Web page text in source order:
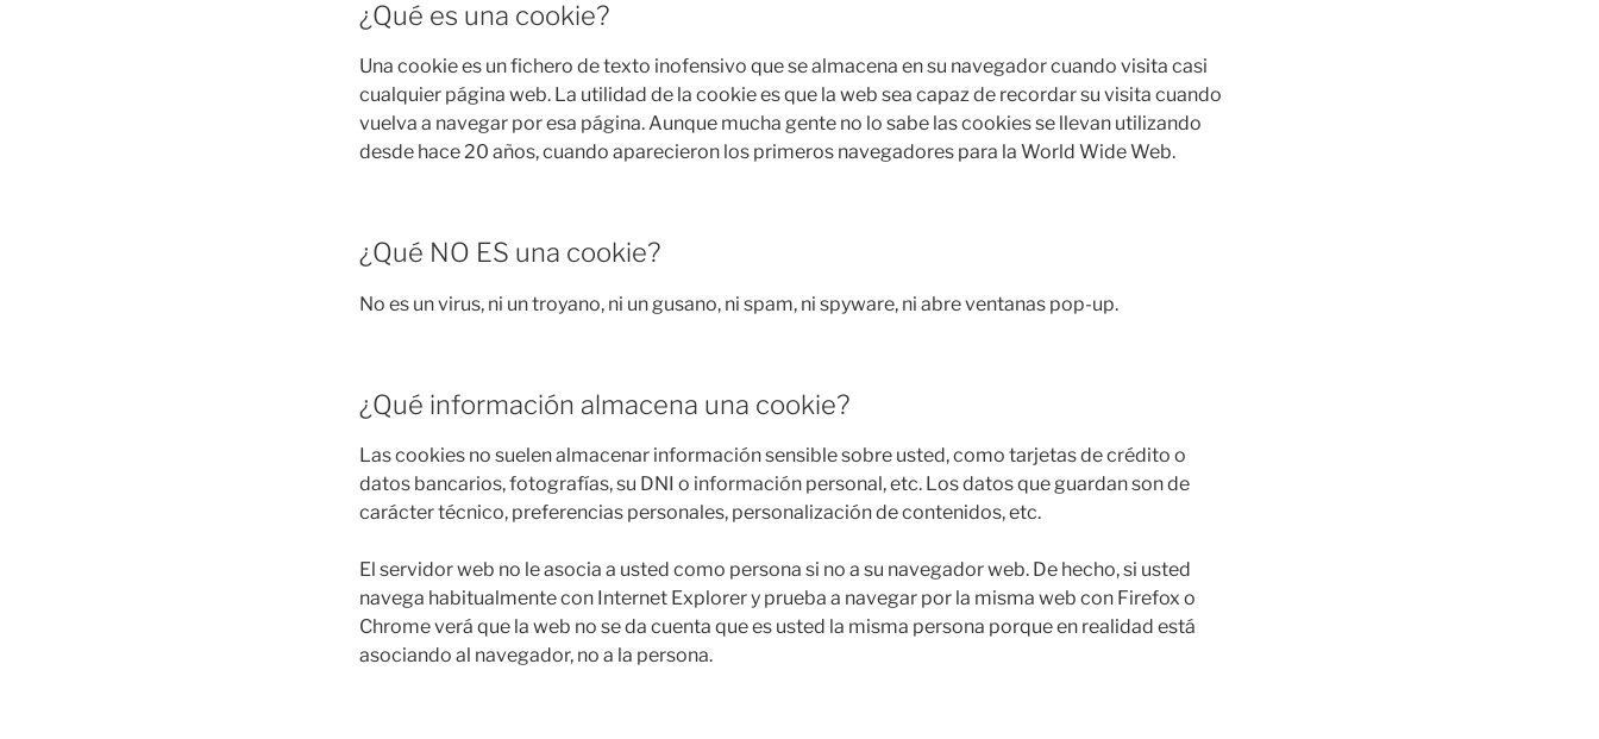
¿Qué es una cookie?
Una cookie es un fichero de texto inofensivo que se almacena en su navegador cuando visita casi
cualquier página web. La utilidad de la cookie es que la web sea capaz de recordar su visita cuando
vuelva a navegar por esa página. Aunque mucha gente no lo sabe las cookies se llevan utilizando
desde hace 20 años, cuando aparecieron los primeros navegadores para la World Wide Web.
¿Qué NO ES una cookie?
No es un virus, ni un troyano, ni un gusano, ni spam, ni spyware, ni abre ventanas pop-up.
¿Qué información almacena una cookie?
Las cookies no suelen almacenar información sensible sobre usted, como tarjetas de crédito o
datos bancarios, fotografías, su DNI o información personal, etc. Los datos que guardan son de
carácter técnico, preferencias personales, personalización de contenidos, etc.
El servidor web no le asocia a usted como persona si no a su navegador web. De hecho, si usted
navega habitualmente con Internet Explorer y prueba a navegar por la misma web con Firefox o
Chrome verá que la web no se da cuenta que es usted la misma persona porque en realidad está
asociando al navegador, no a la persona.